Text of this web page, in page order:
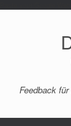
Feedback